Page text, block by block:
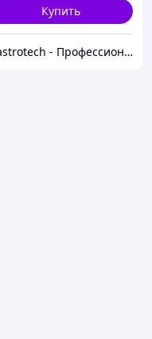
Купить
Gastrotech - Профессиональное оборудование